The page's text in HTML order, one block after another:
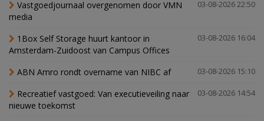
03-08-2026 22:50
Vastgoedjournaal overgenomen door VMN
media
03-08-2026 16:04
1Box Self Storage huurt kantoor in
Amsterdam-Zuidoost van Campus Offices
03-08-2026 15:10
ABN Amro rondt overname van NIBC af
03-08-2026 14:54
Recreatief vastgoed: Van executieveiling naar
nieuwe toekomst